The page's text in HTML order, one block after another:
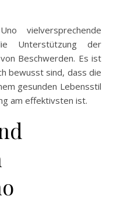
vielversprechende
Unterstützung der
Beschwerden. Es ist
bewusst sind, dass die
gesunden Lebensstil
am effektivsten ist.